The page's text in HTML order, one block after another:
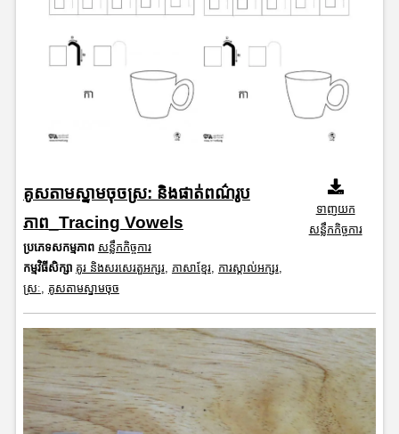
គូសតាមស្នាមចុចស្រ: និងផាត់ពណ៌រូប
ភាព_Tracing Vowels
ប្រភេទសកម្មភាព សន្លឹកកិច្ចការ
កម្មវិធីសិក្សា គូរ និងសរសេរតួអក្សរ, ភាសាខ្មែរ, ការស្គាល់អក្សរ,
ស្រៈ, គូសតាមស្នាមចុច
ទាញយក
សន្លឹកកិច្ចការ